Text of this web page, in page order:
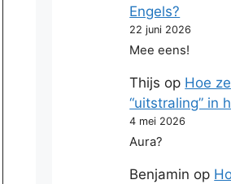
Engels?
22 juni 2026
Mee eens!
Thijs op Hoe
“uitstraling” in
4 mei 2026
Aura?
Benjamin op